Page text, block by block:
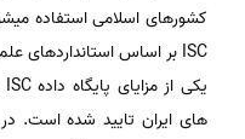
کشورهای اسلامی استفاده
ISC بر اساس استانداردهای علمی مبتنی بر مقالات ISI، می باشد.
های ایران تایید شده است.